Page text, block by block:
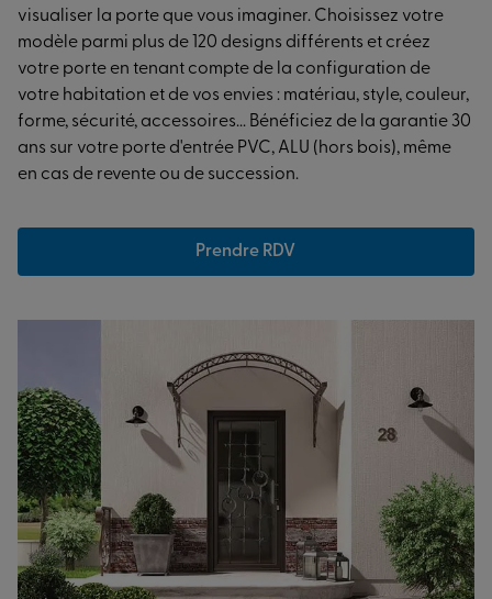
visualiser la porte que vous imaginer. Choisissez votre
modèle parmi plus de 120 designs différents et créez
votre porte en tenant compte de la configuration de
votre habitation et de vos envies : matériau, style, couleur,
forme, sécurité, accessoires... Bénéficiez de la garantie 30
ans sur votre porte d'entrée PVC, ALU (hors bois), même
en cas de revente ou de succession.
Prendre RDV